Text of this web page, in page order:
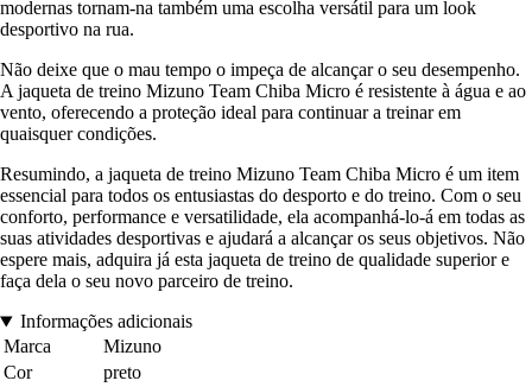
modernas tornam-na também uma escolha versátil para um look
desportivo na rua.
Não deixe que o mau tempo o impeça de alcançar o seu desempenho.
A jaqueta de treino Mizuno Team Chiba Micro é resistente à água e ao
vento, oferecendo a proteção ideal para continuar a treinar em
quaisquer condições.
Resumindo, a jaqueta de treino Mizuno Team Chiba Micro é um item
essencial para todos os entusiastas do desporto e do treino. Com o seu
conforto, performance e versatilidade, ela acompanhá-lo-á em todas as
suas atividades desportivas e ajudará a alcançar os seus objetivos. Não
espere mais, adquira já esta jaqueta de treino de qualidade superior e
faça dela o seu novo parceiro de treino.
Informações adicionais
Marca
Mizuno
Cor
preto